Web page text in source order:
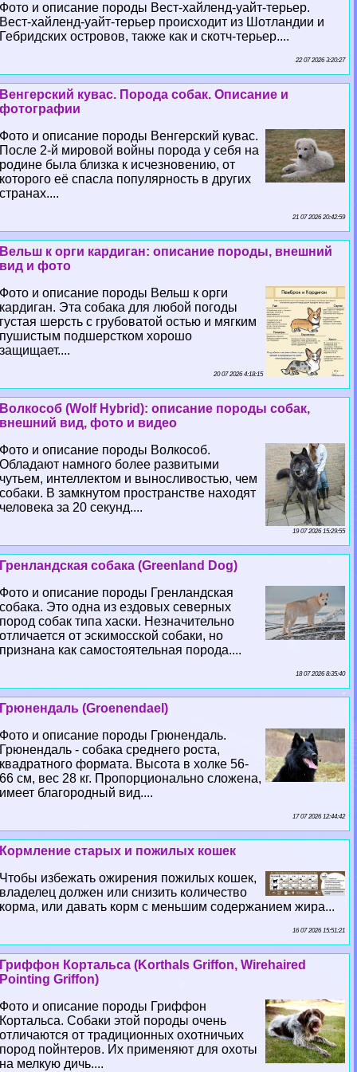
Фото и описание породы Вест-хайленд-уайт-терьер.
Вест-хайленд-уайт-терьер происходит из Шотландии и
Гебридских островов, также как и скотч-терьер....
22 07 2026 3:20:27
Венгерский кувас. Порода собак. Описание и
фотографии
Фото и описание породы Венгерский кувас.
После 2-й мировой войны порода у себя на
родине была близка к исчезновению, от
которого её спасла популярность в других
странах....
21 07 2026 20:42:59
Вельш к opги кардиган: описание породы, внешний
вид и фото
Фото и описание породы Вельш к opги
кардиган. Эта собака для любой погоды
густая шерсть с грубоватой остью и мягким
пушистым подшерстком хорошо
защищает....
20 07 2026 4:18:15
Волкособ (Wolf Hybrid): описание породы собак,
внешний вид, фото и видео
Фото и описание породы Волкособ.
Обладают намного более развитыми
чутьем, интеллектом и выносливостью, чем
собаки. В замкнутом прострaнcтве находят
человека за 20 секунд....
19 07 2026 15:29:55
Гренландская собака (Greenland Dog)
Фото и описание породы Гренландская
собака. Это одна из ездовых северных
пород собак типа хаски. Незначительно
отличается от эскимосской собаки, но
признана как самостоятельная порода....
18 07 2026 8:35:40
Грюнендаль (Groenendael)
Фото и описание породы Грюнендаль.
Грюнендаль - собака среднего роста,
квадратного формата. Высота в холке 56-
66 см, вес 28 кг. Пропорционально сложена,
имеет благородный вид....
17 07 2026 12:44:42
Кормление старых и пожилых кошек
Чтобы избежать ожирения пожилых кошек,
владелец должен или снизить количество
корма, или давать корм с меньшим содержанием жира...
16 07 2026 15:51:21
Гриффон Кортальса (Korthals Griffon, Wirehaired
Pointing Griffon)
Фото и описание породы Гриффон
Кортальса. Собаки этой породы очень
отличаются от традиционных охотничьих
пород пойнтеров. Их применяют для охоты
на мелкую дичь....